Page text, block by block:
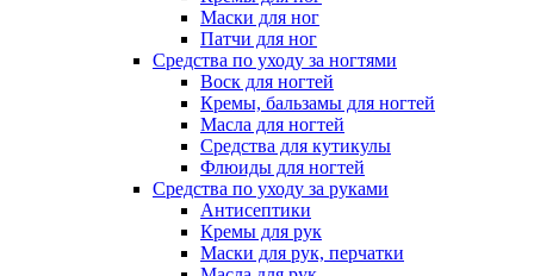
Маски для ног
Патчи для ног
Средства по уходу за ногтями
Воск для ногтей
Кремы, бальзамы для ногтей
Масла для ногтей
Средства для кутикулы
Флюиды для ногтей
Средства по уходу за руками
Антисептики
Кремы для рук
Маски для рук, перчатки